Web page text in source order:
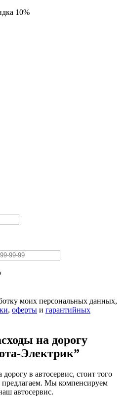
10%
моих персональных данных,
, оферты и гарантийных
на дорогу
Электрик”
в автосервис, стоит того
предлагаем. Мы компенсируем
автосервис.